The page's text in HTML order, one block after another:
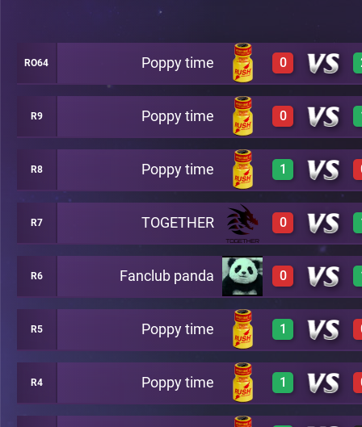
RO64 Poppy time 0
0 A22
0 A22
A19
R9 Poppy time 0
0 A15
R8 Poppy time 1
3 A3
R7 TOGETHER 0
0 A17
R6 Fanclub panda 0
0 A4
R5 Poppy time 1
2 A2
R4 Poppy time 1